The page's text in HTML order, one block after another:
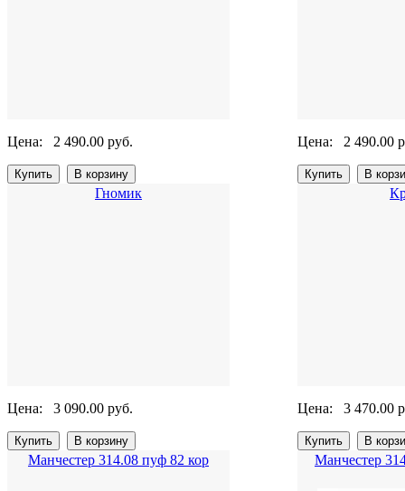
Цена: 2 490.00 руб. Цена: 2 490.00
Гномик
Цена: 3 090.00 руб. Цена: 3 470.00
Манчестер 314.08 пуф 82 кор Манчестер